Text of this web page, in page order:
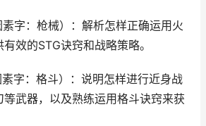
字：枪械）：解析怎样正确运用火
效的STG诀窍和战略策略。
字：格斗）：说明怎样进行近身战
武器，以及熟练运用格斗诀窍来获